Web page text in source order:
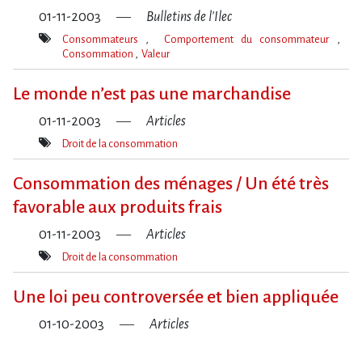
01-11-2003 Bulletins de l'Ilec
Mot(s)-
Consommateurs
Comportement du consommateur
Consommation
Valeur
Le monde n’est pas une marchandise
01-11-2003 Articles
Mot(s)-
Droit de la consommation
Consommation des ménages / Un été très
favorable aux produits frais
01-11-2003 Articles
Mot(s)-
Droit de la consommation
Une loi peu controversée et bien appliquée
01-10-2003 Articles